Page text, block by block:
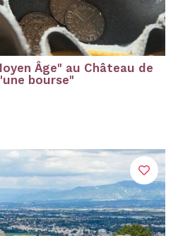
Âge" au Château de
bourse"